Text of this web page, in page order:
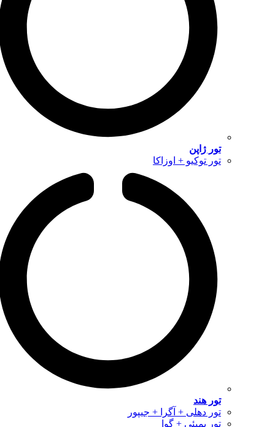
تور ژاپن
تور توکیو + اوزاکا
تور هند
تور دهلی + آگرا + جیپور
تور بمبئی + گوا